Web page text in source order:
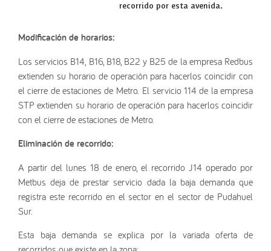
recorrido por esta avenida.
Modificación de horarios:
Los servicios B14, B16, B18, B22 y B25 de la empresa Redbus
extienden su horario de operación para hacerlos coincidir con
el cierre de estaciones de Metro. El servicio 114 de la empresa
STP extienden su horario de operación para hacerlos coincidir
con el cierre de estaciones de Metro.
Eliminación de recorrido:
A partir del lunes 18 de enero, el recorrido J14 operado por
Metbus deja de prestar servicio dada la baja demanda que
registra este recorrido en el sector en el sector de Pudahuel
Sur.
Esta baja demanda se explica por la variada oferta de